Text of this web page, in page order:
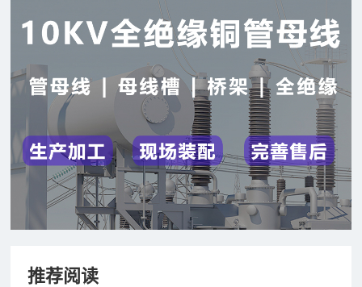
推荐阅读